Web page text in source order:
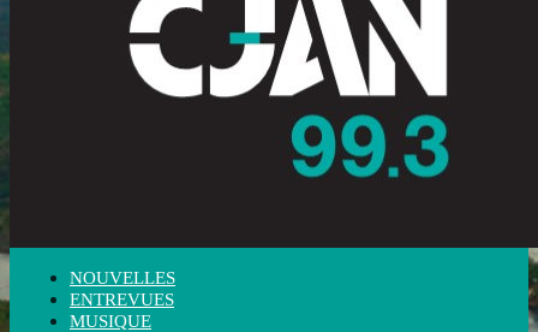
NOUVELLES
ENTREVUES
MUSIQUE